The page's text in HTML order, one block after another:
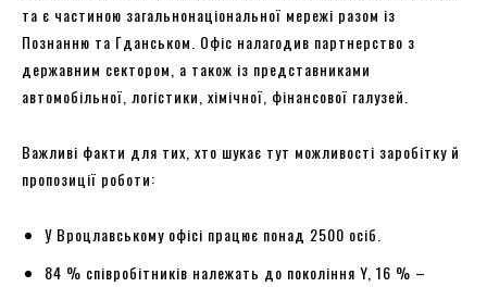
та є частиною загальнонаціональної мережі разом із
Познанню та Гданськом. Офіс налагодив партнерство з
державним сектором, а також із представниками
автомобільної, логістики, хімічної, фінансової галузей.
Важливі факти для тих, хто шукає тут можливості заробітку й
пропозиції роботи:
У Вроцлавському офісі працює понад 2500 осіб.
84 % співробітників належать до покоління Y, 16 % –